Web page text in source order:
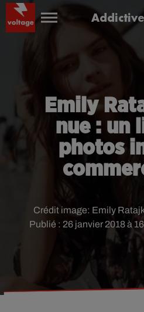
Emily
nue : un
photos
Publié : 26 janvier 2018 à
Crédit image: Emily